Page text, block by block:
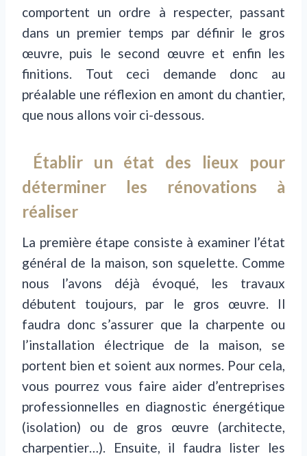
comportent un ordre à respecter, passant
dans un premier temps par définir le gros
œuvre, puis le second œuvre et enfin les
finitions. Tout ceci demande donc au
préalable une réflexion en amont du chantier,
que nous allons voir ci-dessous.
Établir un état des lieux pour
déterminer les rénovations à
réaliser
La première étape consiste à examiner l’état
général de la maison, son squelette. Comme
nous l’avons déjà évoqué, les travaux
débutent toujours, par le gros œuvre. Il
faudra donc s’assurer que la charpente ou
l’installation électrique de la maison, se
portent bien et soient aux normes. Pour cela,
vous pourrez vous faire aider d’entreprises
professionnelles en diagnostic énergétique
(isolation) ou de gros œuvre (architecte,
charpentier…). Ensuite, il faudra lister les